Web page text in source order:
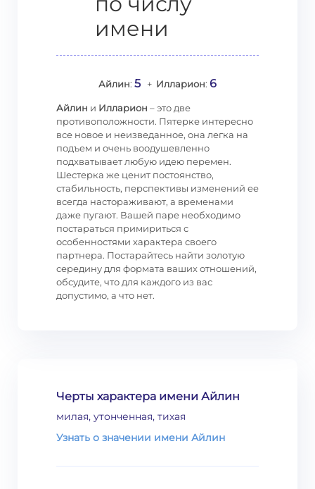
имени
Айлин: 5 + Илларион: 6
Айлин и Илларион – это две
противоположности. Пятерке интересно
все новое и неизведанное, она легка на
подъем и очень воодушевленно
подхватывает любую идею перемен.
Шестерка же ценит постоянство,
стабильность, перспективы изменений ее
всегда настораживают, а временами
даже пугают. Вашей паре необходимо
постараться примириться с
особенностями характера своего
партнера. Постарайтесь найти золотую
середину для формата ваших отношений,
обсудите, что для каждого из вас
допустимо, а что нет.
Черты характера имени Айлин
милая, утонченная, тихая
Узнать о значении имени Айлин